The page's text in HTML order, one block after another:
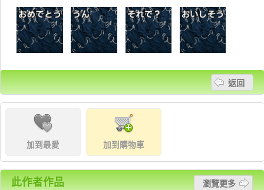
返回
加到最愛 加到購物車
此作者作品 瀏覽更多